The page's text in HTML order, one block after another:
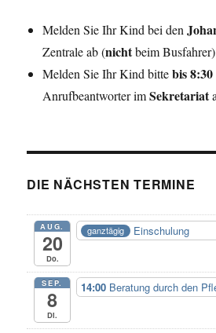
Melden Sie Ihr Kind bei den
Zentrale ab (nichtbeim
Melden Sie Ihr Kind bittebis
Anrufbeantworter imSekretariat
DIE NÄCHSTEN TERMINE
AUG.
20
Do.
ganztägig Einschulung
SEP.
8
Di.
14:00 Beratung durch den